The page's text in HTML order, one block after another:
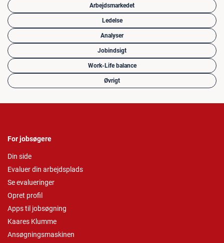
Arbejdsmarkedet
Ledelse
Analyser
Jobindsigt
Work-Life balance
Øvrigt
For jobsøgere
Din side
Evaluer din arbejdsplads
Se evalueringer
Opret profil
Apps til jobsøgning
Kaares Klumme
Ansøgningsmaskinen